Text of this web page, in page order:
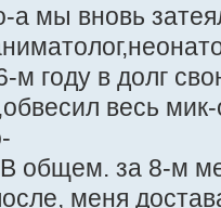
а мы вновь
м году в долг
весь
В общем. за 8-м
меня